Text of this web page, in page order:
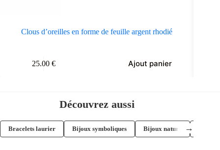
Clous d’oreilles en forme de feuille argent rhodié
25.00 € Ajout panier
être
choisies
Découvrez aussi
Bracelets laurier Bijoux symboliques Bijoux nature →